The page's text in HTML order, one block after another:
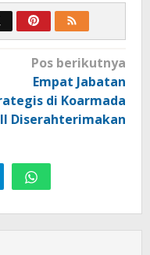
Pos berikutnya
Empat Jabatan
di Koarmada
Diserahterimakan